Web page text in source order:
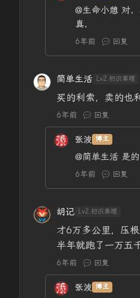
@生命小憩 对
真，
6年前 回复
简单生活 Lv2.初识寒暄
买的利索，卖的也
6年前 回复
张波 博主
@简单生活 是
6年前 回复
胡记 Lv2.初识寒暄
才6万多公里，压
半年就跑了一万五
6年前 回复
张波 博主